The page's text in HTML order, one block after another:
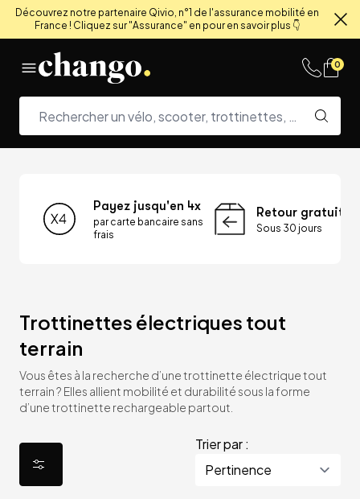
Découvrez notre partenaire Qivio, n°1 de l'assurance mobilité en
France ! Cliquez sur "Assurance" en pour en savoir plus 👇
0
Payez jusqu'en 4x
par carte bancaire sans
frais
Retour gratuit
Sous 30 jours
Trottinettes électriques tout
terrain
Vous êtes à la recherche d’une trottinette électrique tout
terrain ? Elles allient mobilité et durabilité sous la forme
d’une trottinette rechargeable partout.
Trier par :